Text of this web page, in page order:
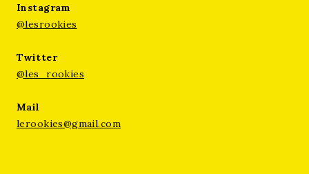
Instagram
@lesrookies
Twitter
@les_rookies
Mail
lerookies@gmail.com